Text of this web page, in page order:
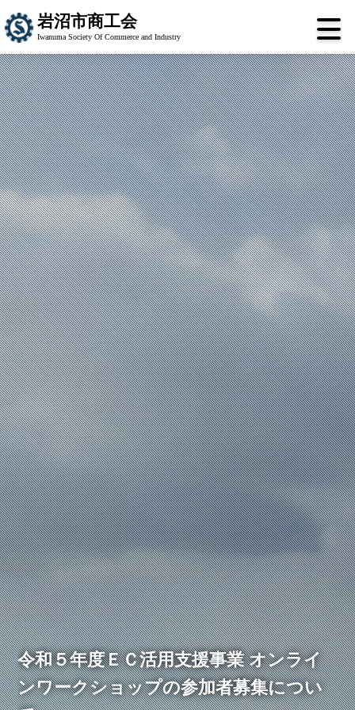
岩沼市商工会
Iwanuma Society Of Commerce and Industry
令和５年度ＥＣ活用支援事業 オンライ
ンワークショップの参加者募集につい